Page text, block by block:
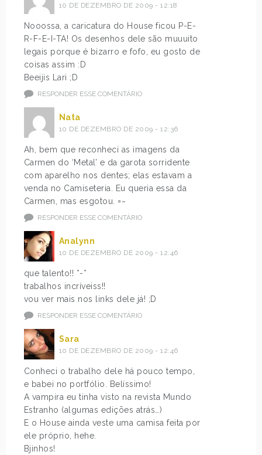
10 DE DEZEMBRO DE 2009 - 12:18
Nooossa, a caricatura do House ficou P-E-
R-F-E-I-TA! Os desenhos dele são muuuito
legais porque é bizarro e fofo, eu gosto de
coisas assim :D
Beeijis Lari ;D
RESPONDER ESSE COMENTÁRIO
Nata
10 DE DEZEMBRO DE 2009 - 12:36
Ah, bem que reconheci as imagens da
Carmen do ‘Metal’ e da garota sorridente
com aparelho nos dentes; elas estavam a
venda no Camiseteria. Eu queria essa da
Carmen, mas esgotou. =~
RESPONDER ESSE COMENTÁRIO
Analynn
10 DE DEZEMBRO DE 2009 - 12:46
que talento!! *-*
trabalhos incríveiss!!
vou ver mais nos links dele já! ;D
RESPONDER ESSE COMENTÁRIO
Sara
10 DE DEZEMBRO DE 2009 - 12:46
Conheci o trabalho dele há pouco tempo,
e babei no portfólio. Belíssimo!
A vampira eu tinha visto na revista Mundo
Estranho (algumas edições atrás…)
E o House ainda veste uma camisa feita por
ele próprio, hehe.
Bjinhos!